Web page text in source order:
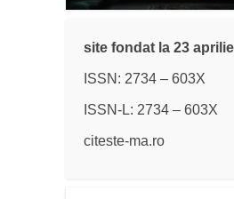
site fondat la 23
ISSN: 2734 – 603X
ISSN-L: 2734 – 603X
citeste-ma.ro